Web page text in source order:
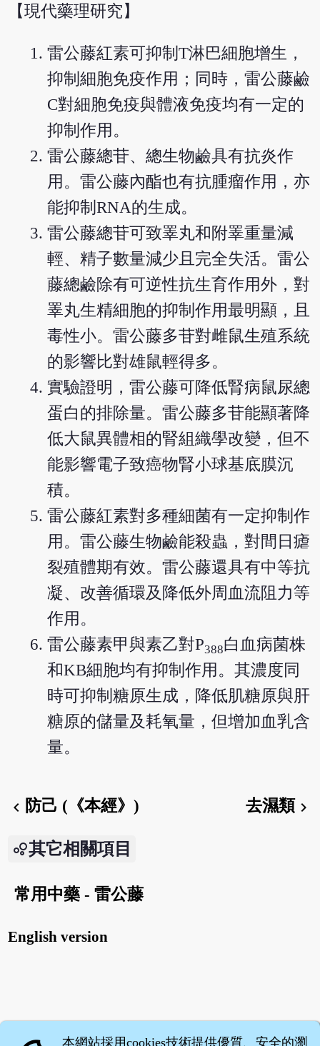
【現代藥理研究】
雷公藤紅素可抑制T淋巴細胞增生，
抑制細胞免疫作用；同時，雷公藤鹼
C對細胞免疫與體液免疫均有一定的
抑制作用。
雷公藤總苷、總生物鹼具有抗炎作
用。雷公藤內酯也有抗腫瘤作用，亦
能抑制RNA的生成。
雷公藤總苷可致睪丸和附睪重量減
輕、精子數量減少且完全失活。雷公
藤總鹼除有可逆性抗生育作用外，對
睪丸生精細胞的抑制作用最明顯，且
毒性小。雷公藤多苷對雌鼠生殖系統
的影響比對雄鼠輕得多。
實驗證明，雷公藤可降低腎病鼠尿總
蛋白的排除量。雷公藤多苷能顯著降
低大鼠異體相的腎組織學改變，但不
能影響電子致癌物腎小球基底膜沉
積。
雷公藤紅素對多種細菌有一定抑制作
用。雷公藤生物鹼能殺蟲，對間日瘧
裂殖體期有效。雷公藤還具有中等抗
凝、改善循環及降低外周血流阻力等
作用。
雷公藤素甲與素乙對P388白血病菌株
和KB細胞均有抑制作用。其濃度同
時可抑制糖原生成，降低肌糖原與肝
糖原的儲量及耗氧量，但增加血乳含
量。
chevron_left 防己 (《本經》) 去濕類chevron_right
其它相關項目
常用中藥 - 雷公藤
English version
本網站採用cookies技術提供優質、安全的瀏